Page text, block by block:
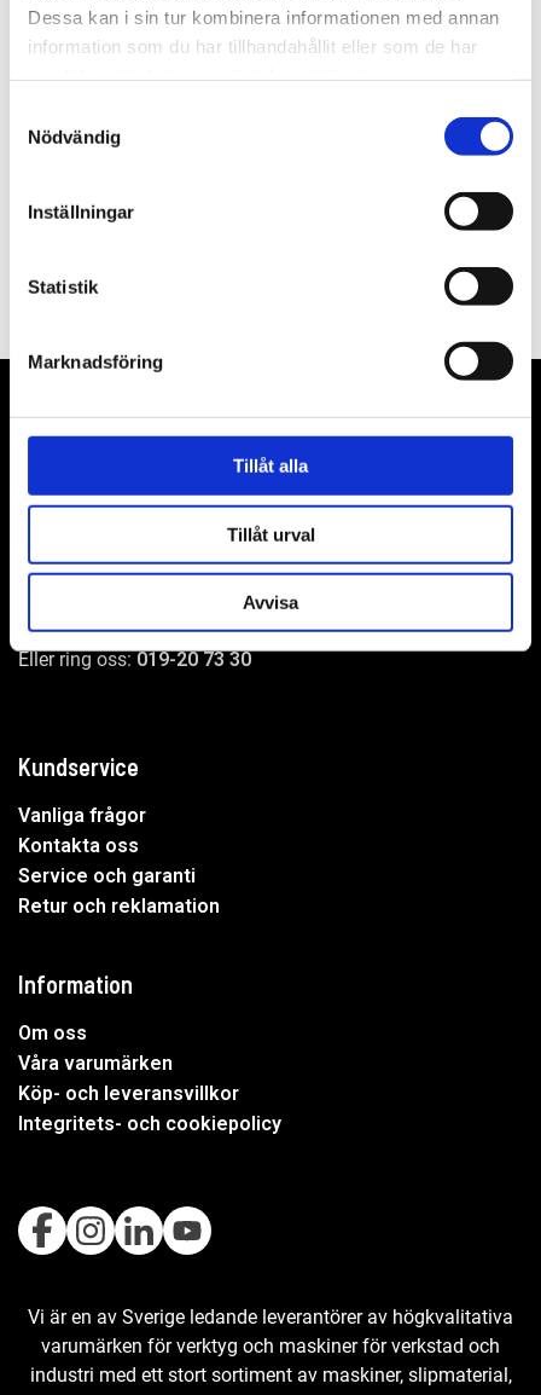
Dessa kan i sin tur kombinera informationen med annan
information som du har tillhandahållit eller som de har
Nödvändig
Inställningar
Statistik
Marknadsföring
Tillåt alla
Tillåt urval
Avvisa
Beskrivning
Om varumärket
Filer
Adress: Elementvägen 7, 702 27 Örebro
Undrar du över något?
Mejla oss:info@wer.se
Eller ring oss:019-20 73 30
Kundservice
Vanliga frågor
Kontakta oss
Service och garanti
Retur och reklamation
Information
Om oss
Våra varumärken
Köp- och leveransvillkor
Integritets- och cookiepolicy
Vi är en av Sverige ledande leverantörer av högkvalitativa
varumärken för verktyg och maskiner för verkstad och
industri med ett stort sortiment av maskiner, slipmaterial,